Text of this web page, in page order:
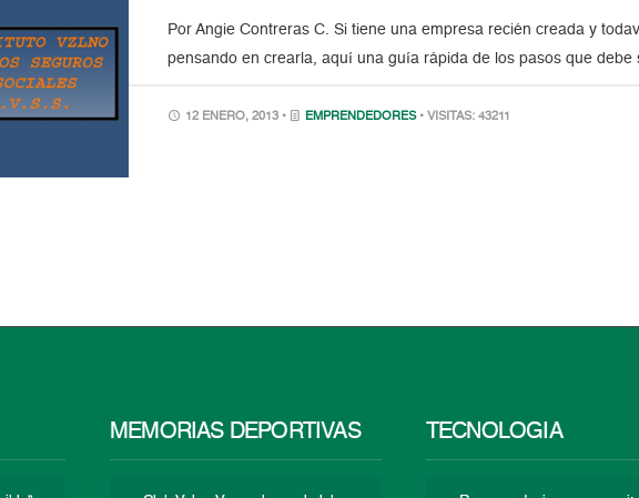
Por Angie Contreras C. Si tiene una empresa recién creada y
pensando en crearla, aquí una guía rápida de los pasos que debe
12 ENERO, 2013 • EMPRENDEDORES • VISITAS: 43211
MEMORIAS DEPORTIVAS TECNOLOGÍA